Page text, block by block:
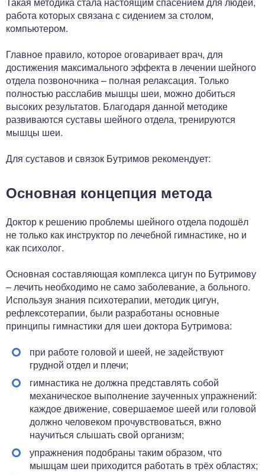
работа которых связана с сидением за столом,
компьютером.
Главное правило, которое оговаривает врач, для
достижения максимального эффекта в лечении шейного
отдела позвоночника – полная релаксация. Только
полностью расслабив мышцы шеи, можно добиться
высоких результатов. Благодаря данной методике
развиваются суставы шейного отдела, тренируются
мышцы шеи.
Для суставов и связок Бутримов рекомендует:
Основная концепция метода
Доктор к решению проблемы шейного отдела подошёл
не только как инструктор по лечебной гимнастике, но и
как психолог.
Основная составляющая комплекса цигун по Бутримову
– лечить необходимо не само заболевание, а больного.
Используя знания психотерапии, методик цигун,
рефлексотерапии, были разработаны основные
принципы гимнастики для шеи доктора Бутримова:
при работе головой и шеей, не задействуют
грудной отдел и плечи;
гимнастика не должна представлять собой
механическое выполнение заученных упражнений:
каждое движение, совершаемое шеей или головой
должно человеком прочувствоваться, вжно
научиться слышать свой организм;
упражнения подобраны таким образом, что
мышцам шеи приходится работать в трёх областях;